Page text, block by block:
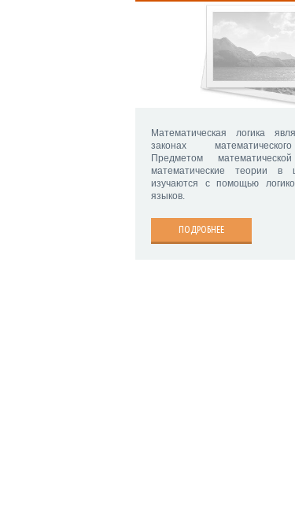
Математическая логика
законах
Предметом
математические теории в
изучаются с помощью
языков.
ПОДРОБНЕЕ